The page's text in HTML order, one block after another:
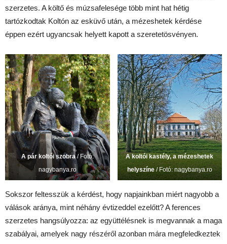
szerzetes. A költő és múzsafelesége több mint hat hétig
tartózkodtak Koltón az esküvő után, a mézeshetek kérdése
éppen ezért ugyancsak helyett kapott a szeretetösvényen.
A pár koltói szobra/ Fotó:
nagybanya.ro
A koltói kastély, a mézeshetek
helyszíne/ Fotó: nagybanya.ro
Sokszor feltesszük a kérdést, hogy napjainkban miért nagyobb a
válások aránya, mint néhány évtizeddel ezelőtt? A ferences
szerzetes hangsúlyozza: az együttélésnek is megvannak a maga
szabályai, amelyek nagy részéről azonban mára megfeledkeztek